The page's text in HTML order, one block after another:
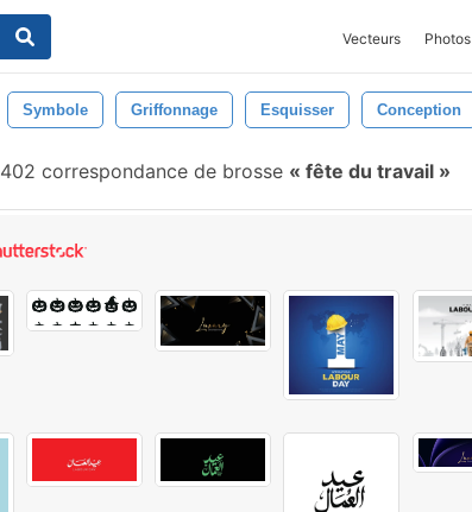
Vecteurs Photos
Symbole Griffonnage Esquisser Conception
402 correspondance de brosse fête du travail